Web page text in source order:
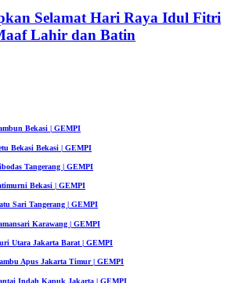
Selamat Hari Raya Idul Fitri
Lahir dan Batin
Bekasi | GEMPI
Bekasi Bekasi | GEMPI
Tangerang | GEMPI
Bekasi | GEMPI
Sari Tangerang | GEMPI
Karawang | GEMPI
Utara Jakarta Barat | GEMPI
Apus Jakarta Timur | GEMPI
Indah Kapuk Jakarta | GEMPI